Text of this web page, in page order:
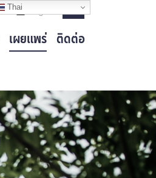
เผยแพร่ ติดต่อ
Thai